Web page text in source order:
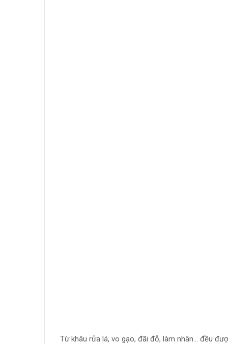
Từ khâu rửa lá, vo gạo, đãi đỗ, làm nhân... đều